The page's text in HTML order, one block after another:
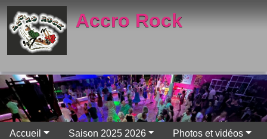
Accro Rock
Accueil Saison 2025 2026 Photos et vidéos
Panneau de gestion des cookies